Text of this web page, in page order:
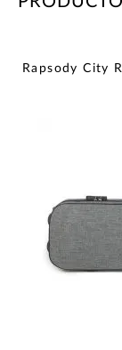
Rapsody City